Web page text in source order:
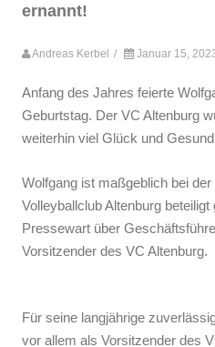
ernannt!
Andreas Kerbel / Januar 15,
Anfang des Jahres feierte
Geburtstag. Der VC Altenburg
weiterhin viel Glück und
Wolfgang ist maßgeblich bei
Volleyballclub Altenburg
Pressewart über
Vorsitzender des VC Altenburg.
Für seine langjährige
vor allem als Vorsitzender des